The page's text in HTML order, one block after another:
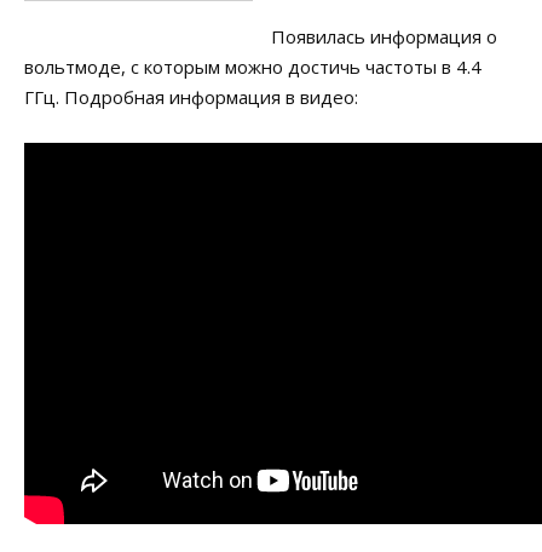
Появилась информация о
вольтмоде, с которым можно достичь частоты в 4.4
ГГц. Подробная информация в видео: